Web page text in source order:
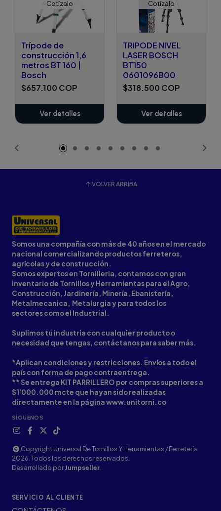
Cotízalo
Trípode de
construcción 1,6
metros BT 160 |
Bosch
$657.100 COP
Ver detalles
Cotízalo
TRIPODE NIVEL
LASER BOSCH
BT150
0601096B00
$318.500 COP
Ver detalles
VOLVER ARRIBA
Somos una compañía con más de 40 años en el mercado
nacional comercializando productos ferreteros,
agrícolas y de construcción.
Somos expertos en Tornilleria, contamos con gran
inventario de Tornillos y Herramientas para el Agro,
Construcción, Jardinería, Minería, Ebanistería,
Metalmecanica, Metalurgia y para todos los
sectores como el Industrial.
Suplimos tu industria con cualquier producto o
necesidad que tengas, contáctanos para saber más.
*Aplican condiciones y restricciones. Envíos a todo el
país con forma de pago contraentrega.
** Se entrega KIT PARRILLERO por compras superiores a
$1'000.000 mcte que hayan sido realizadas
directamente en la página www.unitorni.co
SÍGUENOS
Copyright Universal De Tornillos Y Herramientas / Ferretería
2026. Todos los derechos reservados.
Desarrollado porJumpseller
SERVICIO AL CLIENTE